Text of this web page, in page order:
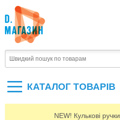
КАТАЛОГ ТОВАРIВ
NEW! Кулькові ручки